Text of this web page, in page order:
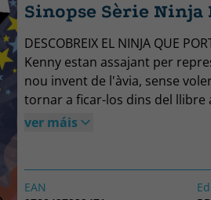
Sinopse Sèrie
DESCOBREIX EL NINJA QUE
Kenny estan assajant per
nou invent de l'àvia, sense
tornar a ficar-los dins del llibre
EXÈRCIT DE MOSQUITS
ver máis
EAN